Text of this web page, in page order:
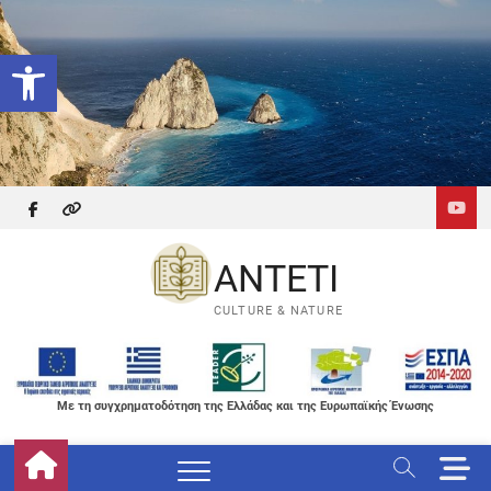
Ανοίξτε τη γραμμή εργαλείων
Skip
to
content
facebook
themefreesia
ANTETI
CULTURE & NATURE
Με τη συγχρηματοδότηση της Ελλάδας και της Ευρωπαϊκής Ένωσης
M
e